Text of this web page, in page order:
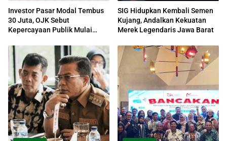
Investor Pasar Modal Tembus
30 Juta, OJK Sebut
Kepercayaan Publik Mulai
SIG Hidupkan Kembali Semen
Kujang, Andalkan Kekuatan
Merek Legendaris Jawa Barat